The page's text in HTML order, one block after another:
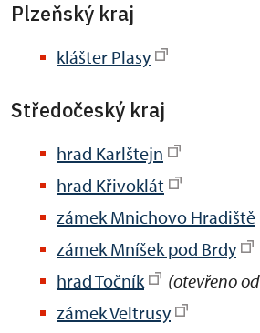
Plzeňský kraj
klášter Plasy
Středočeský kraj
hrad Karlštejn
hrad Křivoklát
zámek Mnichovo Hradiště
zámek Mníšek pod Brdy
hrad Točník
(otevřeno
zámek Veltrusy